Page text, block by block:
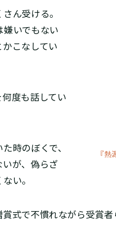
『熱
ん受ける。
いでもない
こなしてい
度も話してい
時のぼくで、
が、偽らざ
い。
式で不慣れながら受賞